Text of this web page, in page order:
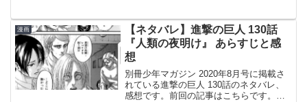
儺、白熱の激突前回、五条は宿儺の事
を、そっちがチャレン...
漫画
【ネタバレ】進撃の巨人 130話
『人類の夜明け』 あらすじと感
想
別冊少年マガジン 2020年8月号に掲載さ
れている進撃の巨人 130話のネタバレ、
感想です。前回の記事はこちらです。港